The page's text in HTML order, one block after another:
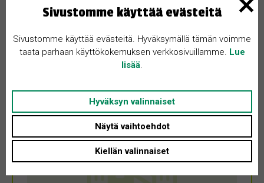
Sivustomme käyttää evästeitä
Sivustomme käyttää evästeitä. Hyväksymällä tämän voimme
taata parhaan käyttökokemuksen verkkosivuillamme. Lue
lisää
Hyväksyn valinnaiset
Näytä vaihtoehdot
Kiellän valinnaiset